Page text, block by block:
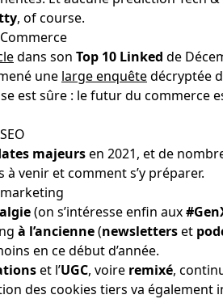
, of course.
dans son Top 10 Linked de
une large enquêtedécryptée
est sûre : le futur du commerce
majeursen 2021, et de
venir et comment s’y préparer.
(on s’intéresse enfin aux
à l’ancienne(newsletterset
en ce début d’année.
et l’UGC, voire remixé,
des cookies tiers va